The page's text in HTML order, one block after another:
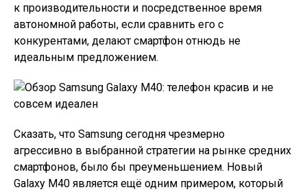
к производительности и посредственное время
автономной работы, если сравнить его с
конкурентами, делают смартфон отнюдь не
идеальным предложением.
Сказать, что Samsung сегодня чрезмерно
агрессивно в выбранной стратегии на рынке средних
смартфонов, было бы преуменьшением. Новый
Galaxy M40 является ещё одним примером, который